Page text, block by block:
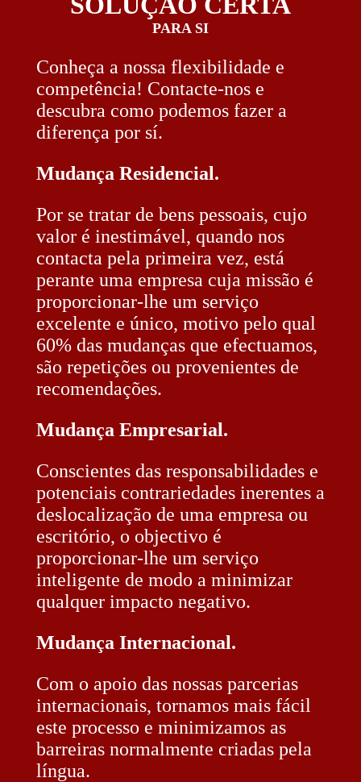
PARA SI
Conheça a nossa flexibilidade e
competência! Contacte-nos e
descubra como podemos fazer a
diferença por sí.
Mudança Residencial.
Por se tratar de bens pessoais, cujo
valor é inestimável, quando nos
contacta pela primeira vez, está
perante uma empresa cuja missão é
proporcionar-lhe um serviço
excelente e único, motivo pelo qual
60% das mudanças que efectuamos,
são repetições ou provenientes de
recomendações.
Mudança Empresarial.
Conscientes das responsabilidades e
potenciais contrariedades inerentes a
deslocalização de uma empresa ou
escritório, o objectivo é
proporcionar-lhe um serviço
inteligente de modo a minimizar
qualquer impacto negativo.
Mudança Internacional.
Com o apoio das nossas parcerias
internacionais, tornamos mais fácil
este processo e minimizamos as
barreiras normalmente criadas pela
língua.